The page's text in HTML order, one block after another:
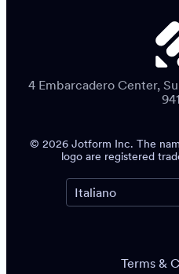
4 Embarcadero Center,
© 2026 Jotform Inc. The
logo are registered
Terms &